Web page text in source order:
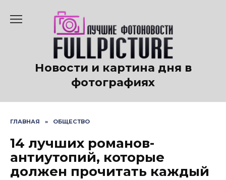
содержанию
Новости и картина дня в
фотографиях
ГЛАВНАЯ » ОБЩЕСТВО
14 лучших романов-
антиутопий, которые
должен прочитать каждый